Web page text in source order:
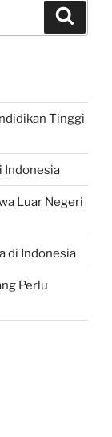
Tinggi
Indonesia
Luar Negeri
di Indonesia
Perlu